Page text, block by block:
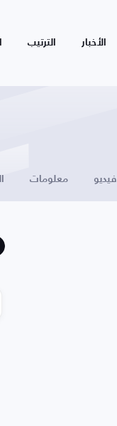
الأخبار الترتيب
فيديو معلومات